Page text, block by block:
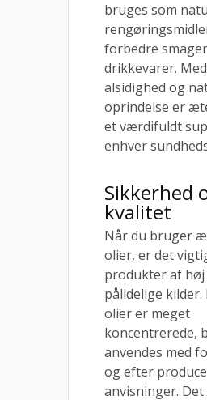
bruges som
forbedre
drikkevarer.
alsidighed og
oprindelse er
et værdifuldt
enhver
Sikkerhed
kvalitet
Når du bruger
olier, er det
produkter af
pålidelige kilder.
olier er meget
koncentrerede,
anvendes med
og efter
anvisninger.